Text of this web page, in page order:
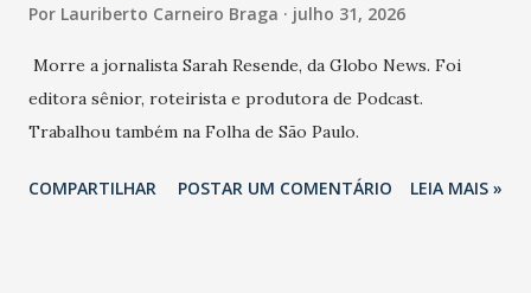
Por Lauriberto Carneiro Braga julho 31, 2026
Morre a jornalista Sarah Resende, da Globo News. Foi
editora sênior, roteirista e produtora de Podcast.
Trabalhou também na Folha de São Paulo.
COMPARTILHAR POSTAR UM COMENTÁRIO LEIA MAIS »